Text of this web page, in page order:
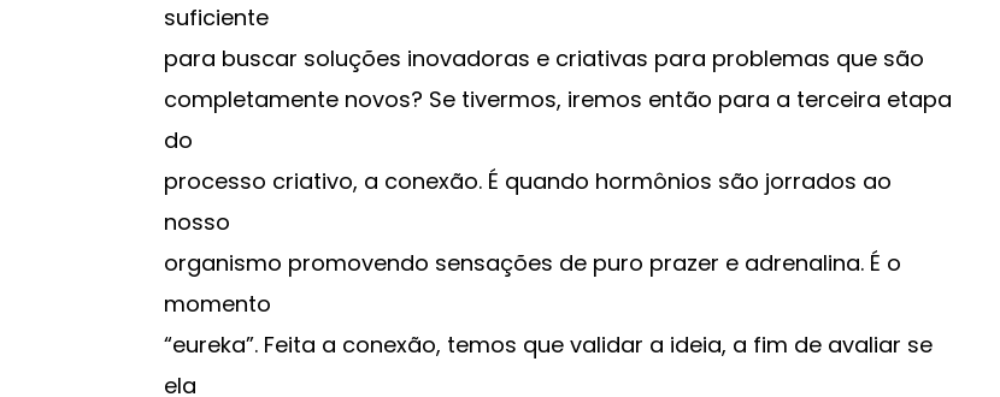
suficiente
para buscar soluções inovadoras e criativas para problemas que são
completamente novos? Se tivermos, iremos então para a terceira etapa
do
processo criativo, a conexão. É quando hormônios são jorrados ao
nosso
organismo promovendo sensações de puro prazer e adrenalina. É o
momento
“eureka”. Feita a conexão, temos que validar a ideia, a fim de avaliar se
ela